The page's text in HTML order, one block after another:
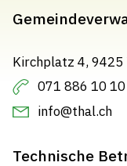
Kirchplatz 4, 9425
071 886 10 10
info@thal.ch
Technische